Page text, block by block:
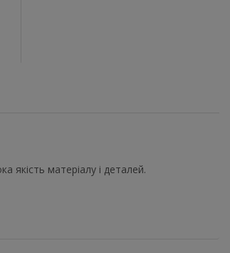
якість матеріалу і деталей.